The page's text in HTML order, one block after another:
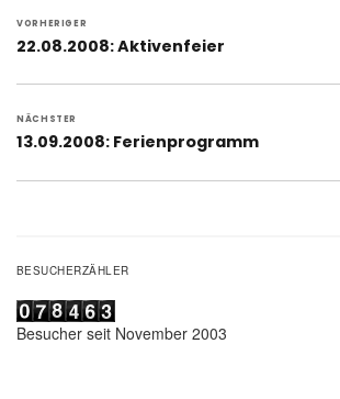
VORHERIGER
Vorheriger
22.08.2008: Aktivenfeier
NÄCHSTER
Nächster
13.09.2008: Ferienprogramm
BESUCHERZÄHLER
Besucher seit November 2003